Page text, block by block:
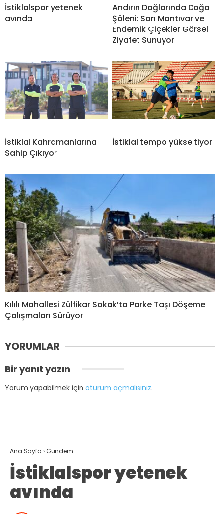
İstiklalspor yetenek
avında
Andırın Dağlarında Doğa
Şöleni: Sarı Mantıvar ve
Endemik Çiçekler Görsel
Ziyafet Sunuyor
İstiklal Kahramanlarına
Sahip Çıkıyor
İstiklal tempo yükseltiyor
Kılılı Mahallesi Zülfikar Sokak’ta Parke Taşı Döşeme
Çalışmaları Sürüyor
YORUMLAR
Bir yanıt yazın
Yorum yapabilmek için oturum açmalısınız.
Ana Sayfa ›Gündem
İstiklalspor yetenek
avında